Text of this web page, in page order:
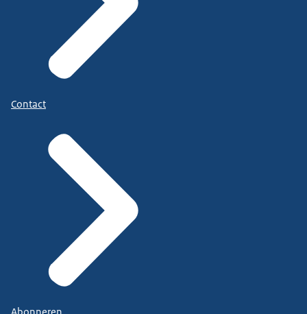
Contact